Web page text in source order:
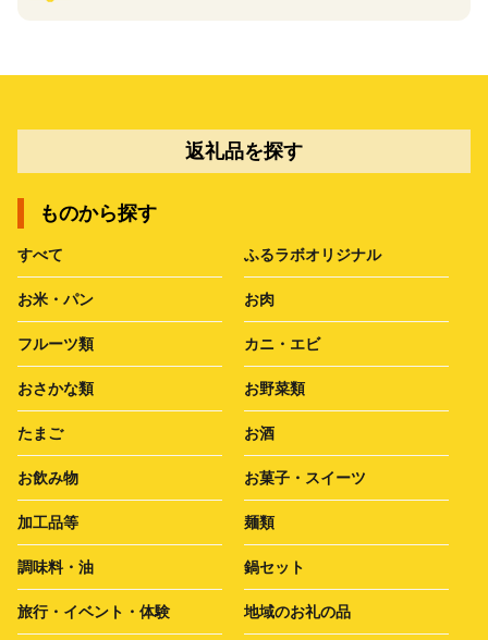
返礼品を探す
ものから探す
すべて ふるラボオリジナル
お米・パン お肉
フルーツ類 カニ・エビ
おさかな類 お野菜類
たまご お酒
お飲み物 お菓子・スイーツ
加工品等 麺類
調味料・油 鍋セット
旅行・イベント・体験 地域のお礼の品